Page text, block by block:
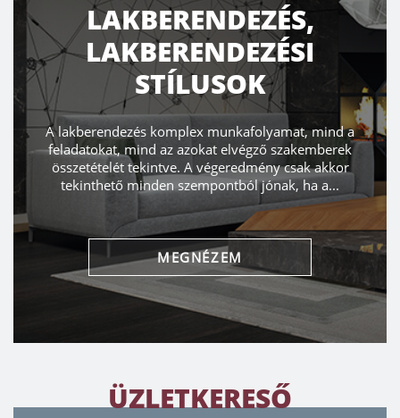
LAKBERENDEZÉS,
LAKBERENDEZÉSI
STÍLUSOK
A lakberendezés komplex munkafolyamat, mind a
feladatokat, mind az azokat elvégző szakemberek
összetételét tekintve. A végeredmény csak akkor
tekinthető minden szempontból jónak, ha a...
MEGNÉZEM
ÜZLETKERESŐ